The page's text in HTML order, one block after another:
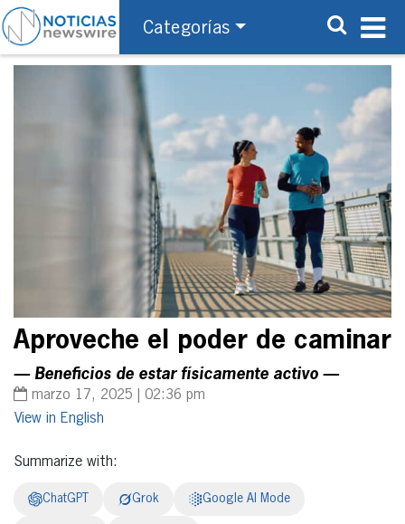
Categorías
Aproveche el poder de caminar
— Beneficios de estar físicamente activo —
marzo 17, 2025 | 02:36 pm
English
Summarize with:
ChatGPT Grok Google AI Mode